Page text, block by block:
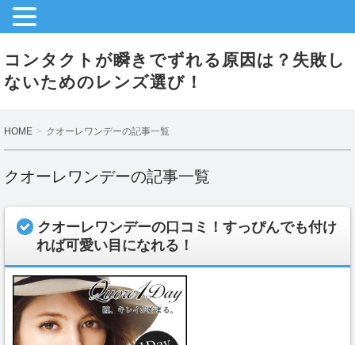
コンタクトが瞬きでずれる原因は？失敗し
ないためのレンズ選び！
HOME クオーレワンデーの記事一覧
クオーレワンデーの記事一覧
クオーレワンデーの口コミ！すっぴんでも付け
れば可愛い目になれる！